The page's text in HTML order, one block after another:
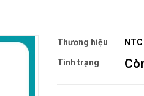
Thương hiệu NTC
Tình trạng